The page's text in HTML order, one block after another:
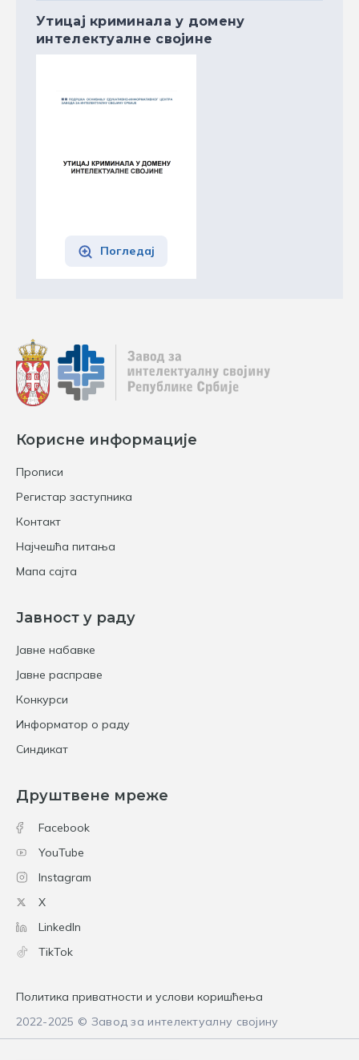
Утицај криминала у домену
интелектуалне својине
Погледај
Корисне информације
Прописи
Регистар заступника
Контакт
Најчешћа питања
Мапа сајта
Јавност у раду
Јавне набавке
Јавне расправе
Конкурси
Информатор о раду
Синдикат
Друштвене мреже
Facebook
YouTube
Instagram
X
LinkedIn
TikTok
Политика приватности и услови коришћења
2022-2025 © Завод за интелектуалну својину